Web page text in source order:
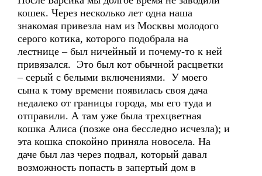
кошек. Через несколько лет одна наша
знакомая привезла нам из Москвы молодого
серого котика, которого подобрала на
лестнице – был ничейный и почему-то к ней
привязался. Это был кот обычной расцветки
– серый с белыми включениями. У моего
сына к тому времени появилась своя дача
недалеко от границы города, мы его туда и
отправили. А там уже была трехцветная
кошка Алиса (позже она бесследно исчезла); и
эта кошка спокойно приняла новосела. На
даче был лаз через подвал, который давал
возможность попасть в запертый дом в